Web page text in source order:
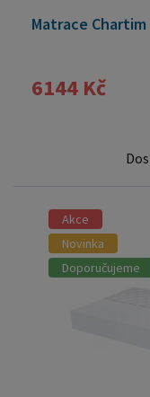
Matrace
6144 Kč
Akce
Novinka
Doporučujeme